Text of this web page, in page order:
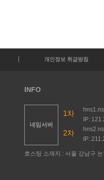
개인정보 취급방침
INFO
네임서버
1차
IP:
2차
IP:
호스팅 소재지 : 서울 강남구